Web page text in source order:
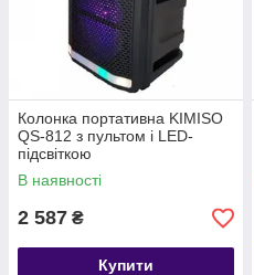
Колонка портативна KIMISO
QS-812 з пультом і LED-
підсвіткою
В наявності
2 587 ₴
Купити